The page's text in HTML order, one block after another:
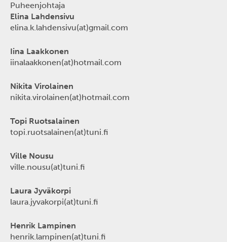
Puheenjohtaja
Elina Lahdensivu
elina.k.lahdensivu(at)gmail.com
Iina Laakkonen
iinalaakkonen(at)hotmail.com
Nikita Virolainen
nikita.virolainen(at)hotmail.com
Topi Ruotsalainen
topi.ruotsalainen(at)tuni.fi
Ville Nousu
ville.nousu(at)tuni.fi
Laura Jyväkorpi
laura.jyvakorpi(at)tuni.fi
Henrik Lampinen
henrik.lampinen(at)tuni.fi